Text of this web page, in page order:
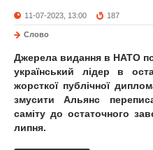
11-07-2023, 13:00 187
Слово
Джерела видання в НАТО
український лідер в
жорсткої публічної
змусити Альянс
саміту до остаточного
липня.